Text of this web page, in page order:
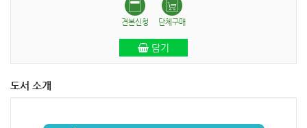
견본신청 단체구매
담기
도서 소개